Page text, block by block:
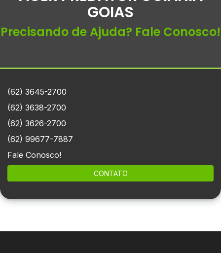
GOIAS
Precisando de Ajuda? Fale Conosco!
(62) 3645-2700
(62) 3638-2700
(62) 3626-2700
(62) 99677-7887
Fale Conosco!
CONTATO